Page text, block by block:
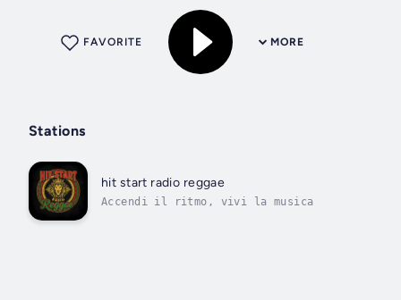
MORE
FAVORITE
Stations
hit start radio reggae
Accendi il ritmo, vivi la musica